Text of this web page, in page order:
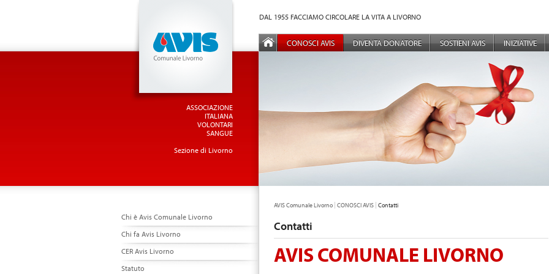
ASSOCIAZIONE
ITALIANA
VOLONTARI
SANGUE
Sezione di Livorno
DAL 1955 FACCIAMO CIRCOLARE LA VITA A LIVORNO
MENÙ PRINCIPALE
CONOSCI AVIS DIVENTA DONATORE SOSTIENI AVIS INIZIATIVE
Chi è Avis Comunale Livorno
Chi fa Avis Livorno
CER Avis Livorno
Statuto
TU SEI QUI:
AVIS Comunale Livorno CONOSCI AVIS Contatti
Contatti
AVIS COMUNALE LIVORNO